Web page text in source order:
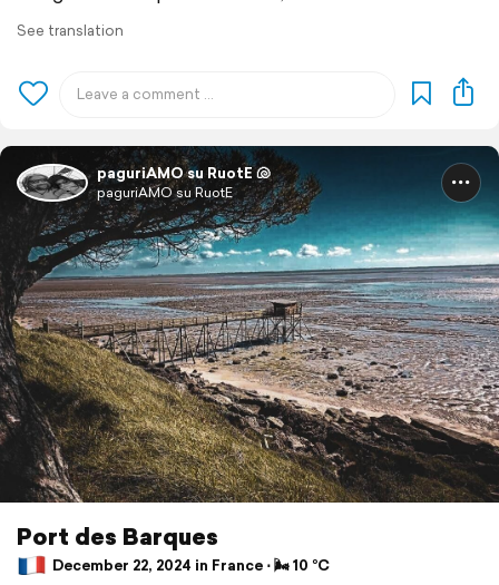
See translation
paguriAMO su RuotE 🐚
paguriAMO su RuotE
Port des Barques
December 22, 2024 in France ⋅ 🌬 10 °C